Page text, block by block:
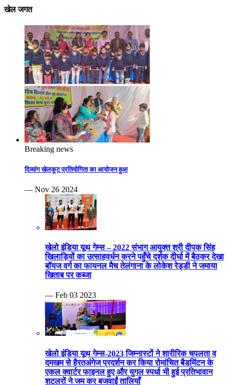
खेल जगत
Breaking news
दिव्यांग खेलकूट प्रतियोगिता का आयोजन हुआ
— Nov 26 2024
खेलो इंडिया यूथ गेम्स – 2022 संभाग आयुक्त श्री दीपक सिंह
खिलाड़ियों का उत्साहवर्धन करने पहुँचे दर्शक दीर्घा में बैठकर देखा
बॉयज वर्ग का फायनल मैच तेलंगाना के लोकेश रेड्डी ने जमाया
खिताब पर कब्जा
— Feb 03 2023
खेलो इंडिया यूथ गेम्स-2023 जिम्नास्टों ने शारीरिक चपलता व
दमखम से हैरतअंगेज प्रदर्शन कर किया रोमांचित बैडमिंटन के
एकल क्वार्टर फाइनल हुए और युगल स्पर्धा भी हुई प्रतिभावान
शटलरों ने जम कर बजवाईं तालियाँ